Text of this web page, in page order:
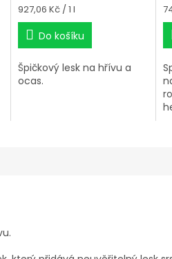
Měrná
cena:
927,06 Kč / 1 l
Do košíku
Špičkový lesk na hřívu a
ocas.